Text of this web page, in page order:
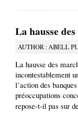
La hausse
AUTHOR : ABELL
La hausse des
incontestablement
l’action des
préoccupations
repose-t-il pas sur